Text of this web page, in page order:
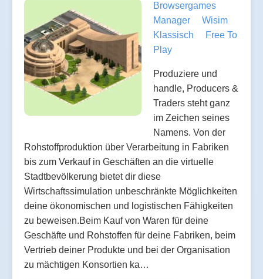
Browsergames
Manager
Wisim
Klassisch
Free To
Play
Produziere und
handle, Producers &
Traders steht ganz
im Zeichen seines
Namens. Von der
Rohstoffproduktion über Verarbeitung in Fabriken
bis zum Verkauf in Geschäften an die virtuelle
Stadtbevölkerung bietet dir diese
Wirtschaftssimulation unbeschränkte Möglichkeiten
deine ökonomischen und logistischen Fähigkeiten
zu beweisen.Beim Kauf von Waren für deine
Geschäfte und Rohstoffen für deine Fabriken, beim
Vertrieb deiner Produkte und bei der Organisation
zu mächtigen Konsortien ka…